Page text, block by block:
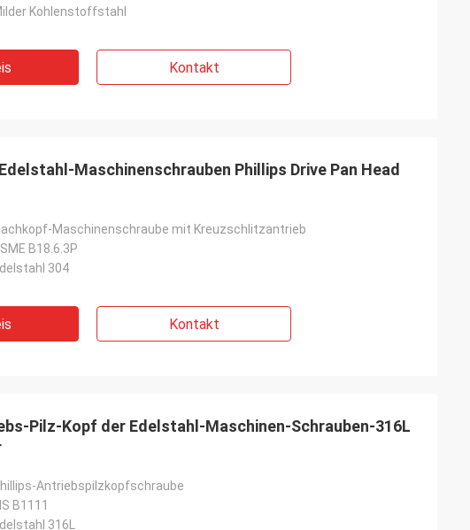
Kohlenstoffstahl
Kontakt
Maschinenschrauben Phillips Drive Pan Head
Maschinenschraube mit Kreuzschlitzantrieb
B18.6.3P
304
Kontakt
Pilz-Kopf der Edelstahl-Maschinen-Schrauben-316L
Antriebspilzkopfschraube
B1111
316L